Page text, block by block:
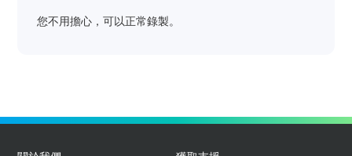
您不用擔心，可以正常錄製。